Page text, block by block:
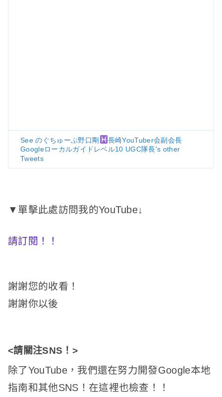
See のぐちゅーぶ野口剛
長崎YouTuber会副会長
Googleローカルガイドレベル10 UGC隊長's other
Tweets
▼單擊此處訪問我的YouTube↓
請訂閱！ ！
謝謝您的收看！
謝謝你以後
<請關注SNS！ >
除了YouTube，我們還在努力開發Google本地
指南和其他SNS！ 在這裡也檢查！ ！